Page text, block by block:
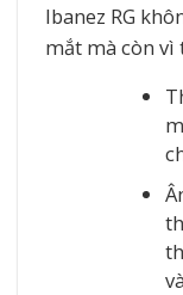
Ibanez RG
mắt mà còn vì